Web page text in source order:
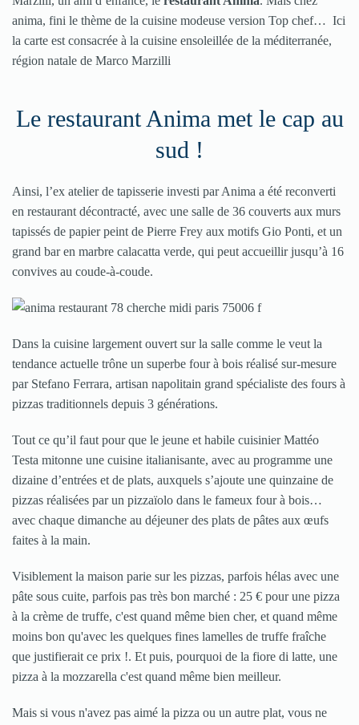
anima, fini le thème de la cuisine modeuse version Top chef… Ici
la carte est consacrée à la cuisine ensoleillée de la méditerranée,
région natale de Marco Marzilli
Le restaurant Anima met le cap au
sud !
Ainsi, l’ex atelier de tapisserie investi par Anima a été reconverti
en restaurant décontracté, avec une salle de 36 couverts aux murs
tapissés de papier peint de Pierre Frey aux motifs Gio Ponti, et un
grand bar en marbre calacatta verde, qui peut accueillir jusqu’à 16
convives au coude-à-coude.
Dans la cuisine largement ouvert sur la salle comme le veut la
tendance actuelle trône un superbe four à bois réalisé sur-mesure
par Stefano Ferrara, artisan napolitain grand spécialiste des fours à
pizzas traditionnels depuis 3 générations.
Tout ce qu’il faut pour que le jeune et habile cuisinier Mattéo
Testa mitonne une cuisine italianisante, avec au programme une
dizaine d’entrées et de plats, auxquels s’ajoute une quinzaine de
pizzas réalisées par un pizzaïolo dans le fameux four à bois…
avec chaque dimanche au déjeuner des plats de pâtes aux œufs
faites à la main.
Visiblement la maison parie sur les pizzas, parfois hélas avec une
pâte sous cuite, parfois pas très bon marché : 25 € pour une pizza
à la crème de truffe, c'est quand même bien cher, et quand même
moins bon qu'avec les quelques fines lamelles de truffe fraîche
que justifierait ce prix !. Et puis, pourquoi de la fiore di latte, une
pizza à la mozzarella c'est quand même bien meilleur.
Mais si vous n'avez pas aimé la pizza ou un autre plat, vous ne